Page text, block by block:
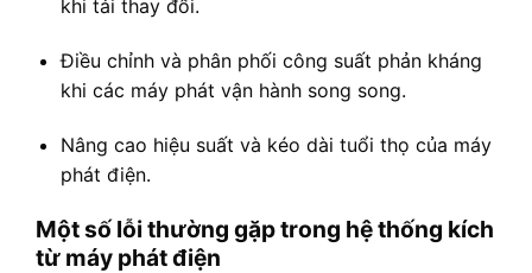
khi tải thay đổi.
Điều chỉnh và phân phối công suất phản kháng
khi các máy phát vận hành song song.
Nâng cao hiệu suất và kéo dài tuổi thọ của máy
phát điện.
Một số lỗi thường gặp trong hệ thống kích
từ máy phát điện